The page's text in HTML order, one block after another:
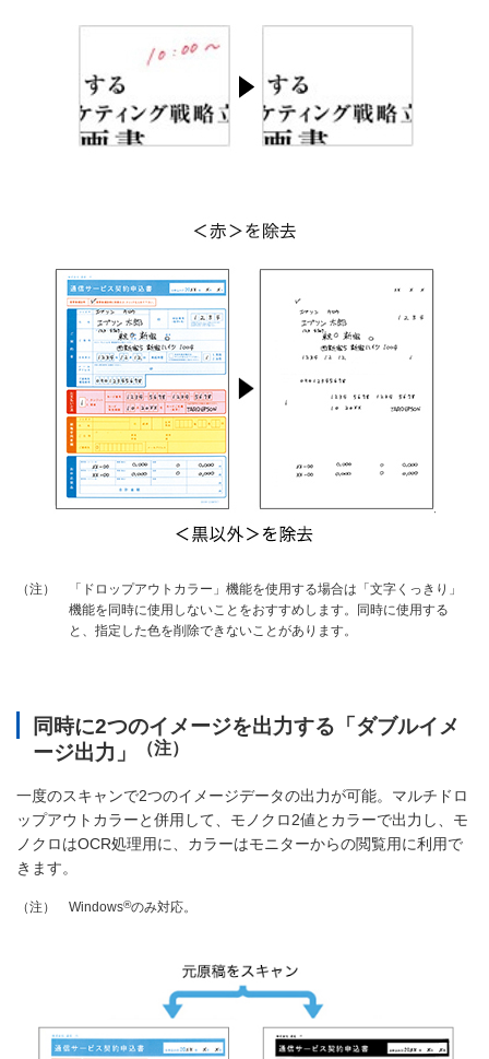
（注）
「ドロップアウトカラー」機能を使用する場合は「文字くっきり」
機能を同時に使用しないことをおすすめします。同時に使用する
と、指定した色を削除できないことがあります。
同時に2つのイメージを出力する「ダブルイメ
ージ出力」
（注）
一度のスキャンで2つのイメージデータの出力が可能。マルチドロ
ップアウトカラーと併用して、モノクロ2値とカラーで出力し、モ
ノクロはOCR処理用に、カラーはモニターからの閲覧用に利用で
きます。
（注） Windows®のみ対応。